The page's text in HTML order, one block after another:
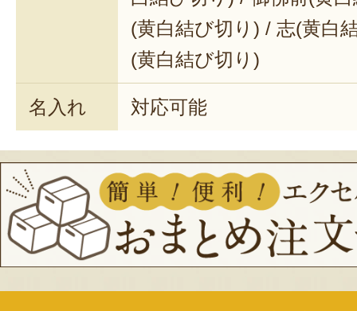
(黄白結び切り) / 志(黄白
(黄白結び切り)
名入れ 対応可能